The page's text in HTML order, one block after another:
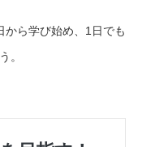
ら学び始め、1日でも
。